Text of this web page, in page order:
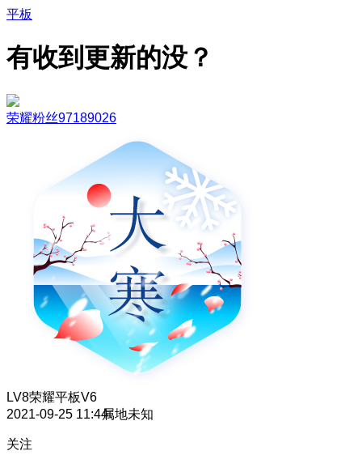
平板
有收到更新的没？
荣耀粉丝97189026
LV8荣耀平板V6
2021-09-25 11:44属地未知
关注